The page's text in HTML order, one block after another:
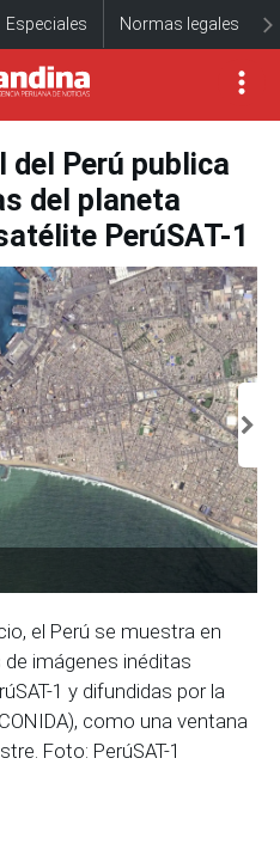
Especiales Normas legales
del Perú publica
del planeta
PerúSAT-1
el Perú se muestra en
imágenes inéditas
1 y difundidas por la
como una ventana
Foto: PerúSAT-1